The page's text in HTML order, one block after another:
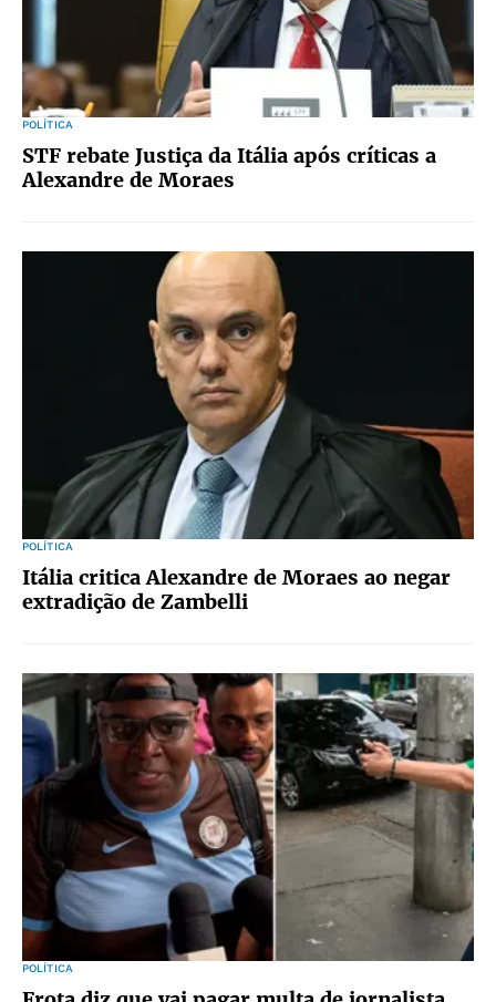
POLÍTICA
STF rebate Justiça da Itália após críticas a
Alexandre de Moraes
POLÍTICA
Itália critica Alexandre de Moraes ao negar
extradição de Zambelli
POLÍTICA